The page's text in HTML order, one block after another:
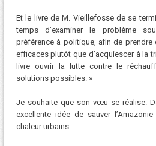
Et le livre de M. Vieillefosse de se
temps d’examiner le problème
préférence à politique, afin de prendre
efficaces plutôt que d’acquiescer à la
livre ouvrir la lutte contre le
solutions possibles. »
Je souhaite que son vœu se réalise.
excellente idée de sauver
chaleur urbains.